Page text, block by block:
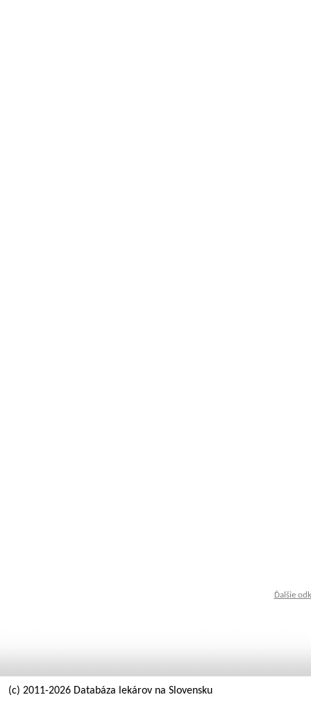
Ďalšie
(c) 2011-2026 Databáza lekárov na Slovensku